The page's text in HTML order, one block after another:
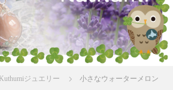
Kuthumiジュエリー
小さなウォーターメロン